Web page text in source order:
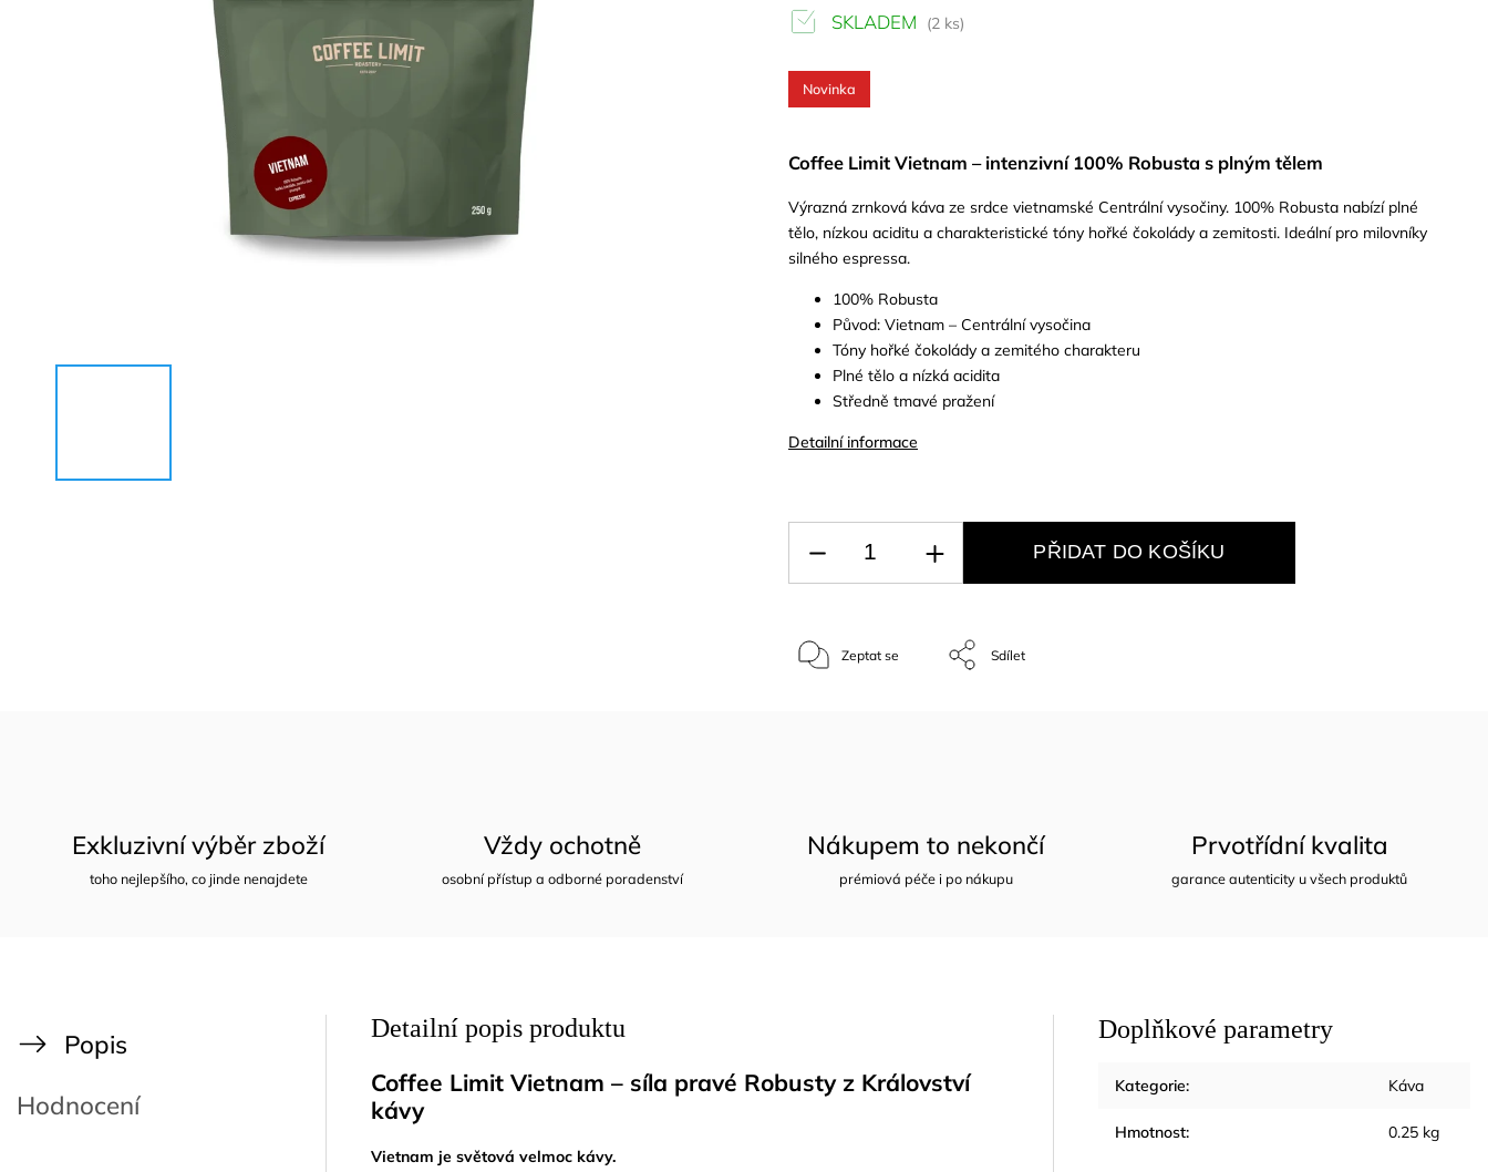
Novinka
Coffee Limit Vietnam – intenzivní 100% Robusta s plným tělem
Výrazná zrnková káva ze srdce vietnamské Centrální vysočiny. 100% Robusta nabízí plné
tělo, nízkou aciditu a charakteristické tóny hořké čokolády a zemitosti. Ideální pro milovníky
silného espressa.
100% Robusta
Původ: Vietnam – Centrální vysočina
Tóny hořké čokolády a zemitého charakteru
Plné tělo a nízká acidita
Středně tmavé pražení
Detailní informace
SKLADEM (2 ks)
PŘIDAT DO KOŠÍKU
Zeptat se Sdílet
Exkluzivní výběr zboží
toho nejlepšího, co jinde nenajdete
Vždy ochotně
osobní přístup a odborné poradenství
Nákupem to nekončí
prémiová péče i po nákupu
Prvotřídní kvalita
garance autenticity u všech produktů
Popis
Hodnocení
Detailní popis produktu
Coffee Limit Vietnam – síla pravé Robusty z Království
kávy
Vietnam je světová velmoc kávy.
Doplňkové parametry
Kategorie: Káva
Hmotnost: 0.25 kg